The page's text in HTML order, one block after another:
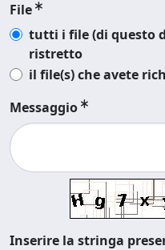
File
tutti i file (di questo
ristretto
il file(s) che avete
Messaggio
Inserire la stringa